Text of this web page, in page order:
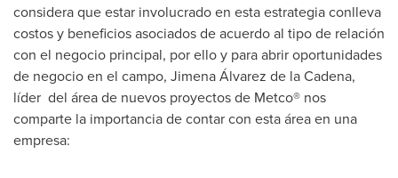
considera que estar involucrado en esta estrategia conlleva
costos y beneficios asociados de acuerdo al tipo de relación
con el negocio principal, por ello y para abrir oportunidades
de negocio en el campo, Jimena Álvarez de la Cadena,
líder del área de nuevos proyectos de Metco® nos
comparte la importancia de contar con esta área en una
empresa: